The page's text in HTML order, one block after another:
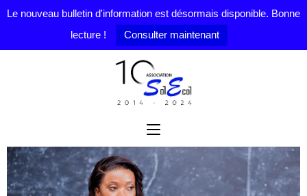
Le nouveau bulletin d'information est désormais disponible. Bonne
lecture !
Consulter maintenant